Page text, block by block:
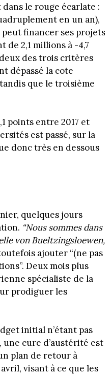
le rouge écarlate :
en un an),
financer ses projets
de 2,1 millions à -4,7
deux des trois critères
dépassé la cote
que le troisième
points entre 2017 et
est passé, sur la
donc très en dessous
quelques jours
“Nous sommes dans
von Bueltzingsloewen,
ajouter “(ne pas
Deux mois plus
spécialiste de la
prodiguer les
initial n’étant pas
une cure d’austérité est
plan de retour à
visant à ce que les